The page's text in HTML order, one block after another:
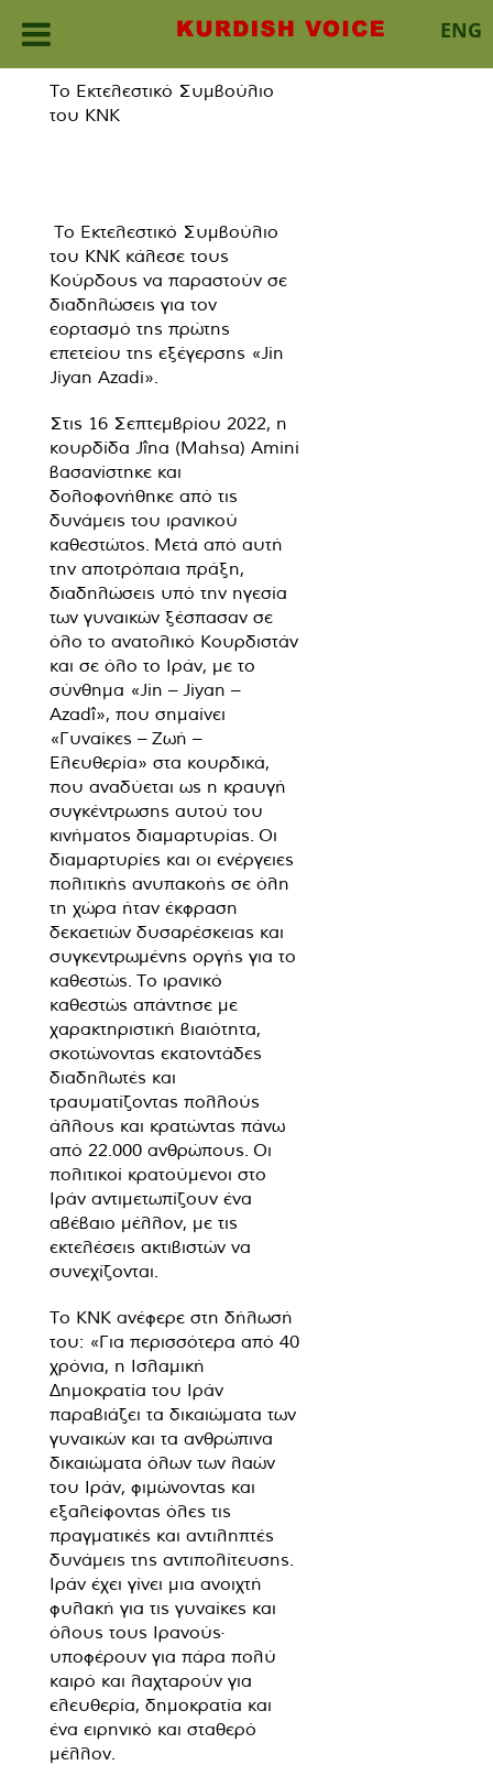
ENG
content
Το Εκτελεστικό Συμβούλιο
του ΚΝΚ
Το Εκτελεστικό Συμβούλιο
του KNK κάλεσε τους
Κούρδους να παραστούν σε
διαδηλώσεις για τον
εορτασμό της πρώτης
επετείου της εξέγερσης «Jin
Jiyan Azadi».
Στις 16 Σεπτεμβρίου 2022, η
κουρδίδα Jîna (Mahsa) Amini
βασανίστηκε και
δολοφονήθηκε από τις
δυνάμεις του ιρανικού
καθεστώτος. Μετά από αυτή
την αποτρόπαια πράξη,
διαδηλώσεις υπό την ηγεσία
των γυναικών ξέσπασαν σε
όλο το ανατολικό Κουρδιστάν
και σε όλο το Ιράν, με το
σύνθημα «Jin – Jiyan –
Azadî», που σημαίνει
«Γυναίκες – Ζωή –
Ελευθερία» στα κουρδικά,
που αναδύεται ως η κραυγή
συγκέντρωσης αυτού του
κινήματος διαμαρτυρίας. Οι
διαμαρτυρίες και οι ενέργειες
πολιτικής ανυπακοής σε όλη
τη χώρα ήταν έκφραση
δεκαετιών δυσαρέσκειας και
συγκεντρωμένης οργής για το
καθεστώς. Το ιρανικό
καθεστώς απάντησε με
χαρακτηριστική βιαιότητα,
σκοτώνοντας εκατοντάδες
διαδηλωτές και
τραυματίζοντας πολλούς
άλλους και κρατώντας πάνω
από 22.000 ανθρώπους. Οι
πολιτικοί κρατούμενοι στο
Ιράν αντιμετωπίζουν ένα
αβέβαιο μέλλον, με τις
εκτελέσεις ακτιβιστών να
συνεχίζονται.
Το KNK ανέφερε στη δήλωσή
του: «Για περισσότερα από 40
χρόνια, η Ισλαμική
Δημοκρατία του Ιράν
παραβιάζει τα δικαιώματα των
γυναικών και τα ανθρώπινα
δικαιώματα όλων των λαών
του Ιράν, φιμώνοντας και
εξαλείφοντας όλες τις
πραγματικές και αντιληπτές
δυνάμεις της αντιπολίτευσης.
Ιράν έχει γίνει μια ανοιχτή
φυλακή για τις γυναίκες και
όλους τους Ιρανούς·
υποφέρουν για πάρα πολύ
καιρό και λαχταρούν για
ελευθερία, δημοκρατία και
ένα ειρηνικό και σταθερό
μέλλον.